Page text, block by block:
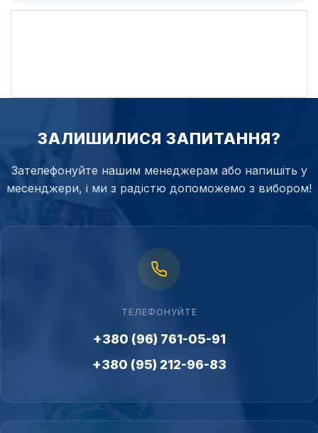
ЗАЛИШИЛИСЯ ЗАПИТАННЯ?
Зателефонуйте нашим менеджерам або напишіть у
месенджери, і ми з радістю допоможемо з вибором!
ТЕЛЕФОНУЙТЕ
+380 (96) 761-05-91
+380 (95) 212-96-83